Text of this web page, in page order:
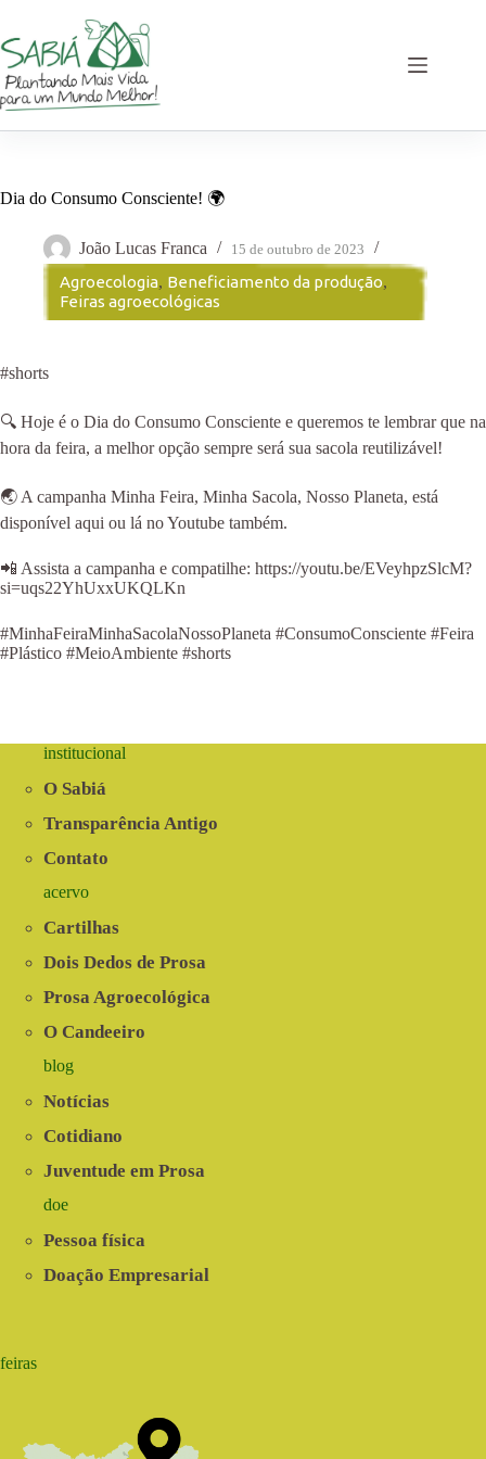
o
conteúdo
Dia do Consumo Consciente! 🌍
João Lucas Franca 15 de outubro de 2023
Agroecologia, Beneficiamento da produção,
Feiras agroecológicas
#shorts
🔍 Hoje é o Dia do Consumo Consciente e queremos te lembrar que na
hora da feira, a melhor opção sempre será sua sacola reutilizável!
🌏 A campanha Minha Feira, Minha Sacola, Nosso Planeta, está
disponível aqui ou lá no Youtube também.
📲 Assista a campanha e compatilhe: https://youtu.be/EVeyhpzSlcM?
si=uqs22YhUxxUKQLKn
#MinhaFeiraMinhaSacolaNossoPlaneta #ConsumoConsciente #Feira
#Plástico #MeioAmbiente #shorts
institucional
O Sabiá
Transparência Antigo
Contato
acervo
Cartilhas
Dois Dedos de Prosa
Prosa Agroecológica
O Candeeiro
blog
Notícias
Cotidiano
Juventude em Prosa
doe
Pessoa física
Doação Empresarial
feiras